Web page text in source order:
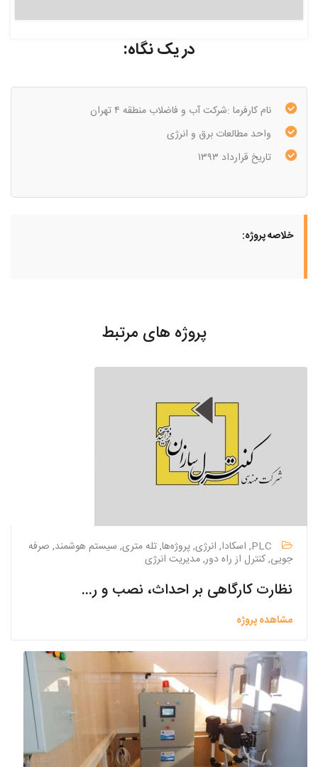
در یک نگاه:
نام کارفرما :شرکت آب و فاضلاب منطقه ۴ تهران
واحد مطالعات برق و انرژی
تاریخ قرارداد ۱۳۹۳
خلاصه پروژه:
پروژه های مرتبط
PLC, اسکادا, انرژی, پروژه‌ها, تله متری, سیستم هوشمند, صرفه
جویی, کنترل از راه دور, مدیریت انرژی
نظارت کارگاهی بر احداث، نصب و راه اندازی پکیج تصفیه خانه فاضلاب، ابنیه و سازه های مکان، طراحی ایستگاه پمپاژ به همراه ساختمان های جنبی مورد نیاز، طراحی و تعیین مسیر بهینه جهت انتقال پساب تصفیه شده به صورت تحت فشار
مشاهده پروژه